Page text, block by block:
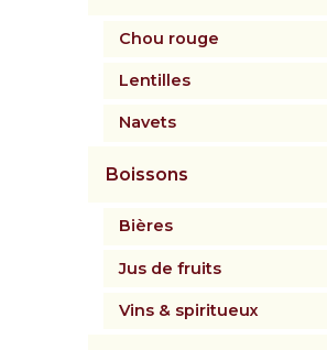
Chou rouge
Lentilles
Navets
Boissons
Bières
Jus de fruits
Vins & spiritueux